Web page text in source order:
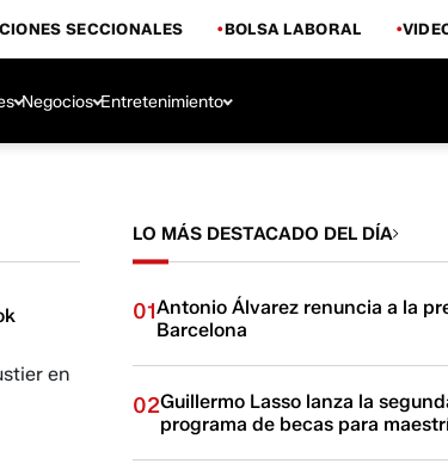
SECCIONALES BOLSA LABORAL
Negocios Entretenimiento
en
LO MÁS DESTACADO DEL DÍA
01Antonio Álvarez renuncia a la
Barcelona
02Guillermo Lasso lanza la
programa de becas para